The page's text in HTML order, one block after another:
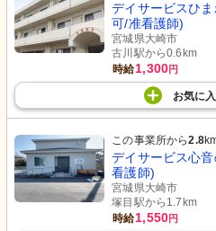
デイサービスひ
可/准看護師)
宮城県大崎市
古川駅から0.6km
時給1,300円
お気に
この事業所から2.8
デイサービス心
看護師)
宮城県大崎市
塚目駅から1.7km
時給1,550円